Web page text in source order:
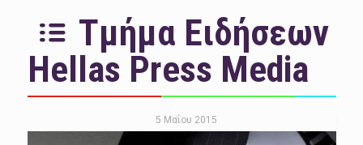
Τμήμα Ειδήσεων
Hellas Press Media
5 Μαΐου 2015